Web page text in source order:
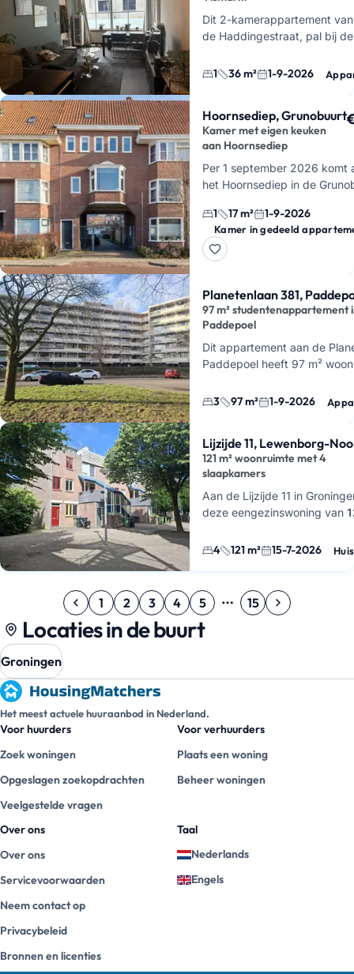
Dit 2-kamerappartement
de Haddingestraat, pal bij
een woonkamer, een …
1 36 m² 1-9-2026
Hoornsediep, Grunobuurt
Kamer met eigen keuken
aan Hoornsediep
Per 1 september 2026 komt
het Hoornsediep in de
eigen keuken. Je huurt hier in
totaal 17 m², met een ka…
1 17 m² 1-9-2026
Kamer in gedeeld
Planetenlaan 381,
97 m² studentenappartement
Paddepoel
Dit appartement aan de
Paddepoel heeft 97 m²
het ongemeubileerd, dus je
3 97 m² 1-9-2026
Lijzijde 11, Lewenborg-
121 m² woonruimte met 4
slaapkamers
Aan de Lijzijde 11 in
deze eengezinswoning van
slaapkamers. Dat geeft je
4 121 m² 15-7-2026 Huis
1 2 3 4 5 15
Locaties in de buurt
Groningen
Het meest actuele huuraanbod in Nederland.
Voor huurders
Zoek woningen
Opgeslagen zoekopdrachten
Veelgestelde vragen
Voor verhuurders
Plaats een woning
Beheer woningen
Over ons
Over ons
Servicevoorwaarden
Neem contact op
Privacybeleid
Bronnen en licenties
Taal
Nederlands
Engels